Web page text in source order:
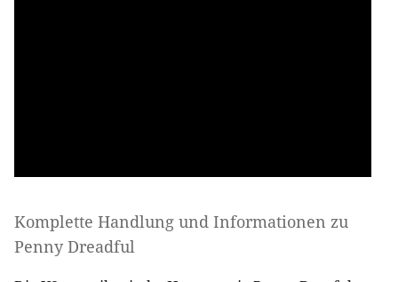
Komplette Handlung und Informationen zu
Penny Dreadful